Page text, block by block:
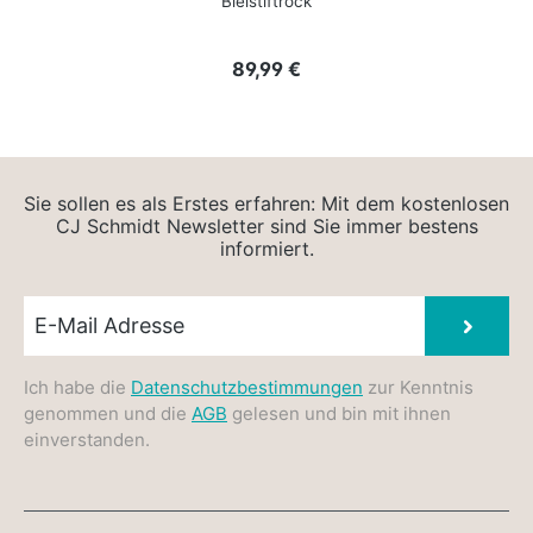
Regulärer Preis:
89,99 €
Sie sollen es als Erstes erfahren: Mit dem kostenlosen
CJ Schmidt Newsletter sind Sie immer bestens
informiert.
Ich habe die Datenschutzbestimmungen zur Kenntnis
genommen und die AGB gelesen und bin mit ihnen
einverstanden.